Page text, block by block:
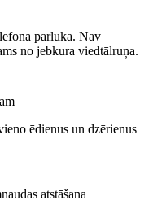
pārlūkā. Nav
no jebkura viedtālruņa.
ēdienus un dzērienus
atstāšana